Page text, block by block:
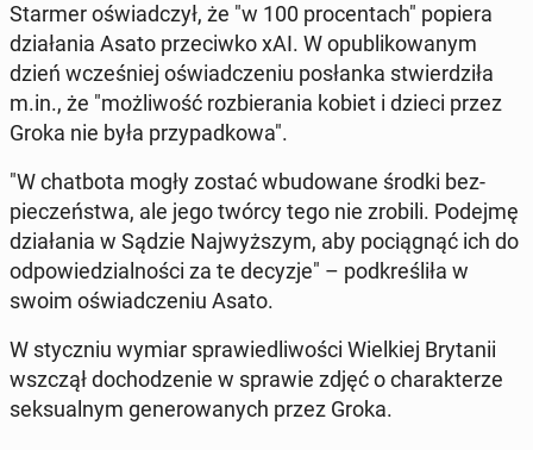
Starmer oświad­czył, że "w 100 pro­cen­tach" popiera
dzi­ała­nia Asato prze­ci­wko xAI. W op­ub­likowanym
dzień wcześniej oświad­cze­niu posłan­ka stwierdz­iła
m.in., że "możli­wość roz­biera­nia kobiet i dzieci przez
Groka nie była przy­pad­kowa".
"W chat­b­o­ta mogły zostać wbu­dowane środki bez­
pieczeńst­wa, ale jego twórcy tego nie zrobili. Podejmę
dzi­ała­nia w Sądzie Na­jwyższym, aby pociągnąć ich do
odpowiedzial­noś­ci za te decyzje" – pod­kreśliła w
swoim oświad­cze­niu Asato.
W sty­czniu wymiar spraw­iedli­woś­ci Wielkiej Bry­tanii
wszczął do­chodze­nie w sprawie zdjęć o charak­terze
sek­su­al­nym gen­erowanych przez Groka.